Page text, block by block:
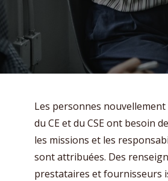
Les personnes nouvellement
du CE et du CSE ont besoin
les missions et les
sont attribuées. Des
prestataires et fournisseurs